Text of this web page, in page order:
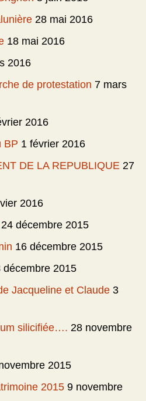
28 mai 2016
18 mai 2016
2016
de protestation 7 mars
2016
BP 1 février 2016
DE LA REPUBLIQUE 27
2016
24 décembre 2015
16 décembre 2015
décembre 2015
Jacqueline et Claude 3
silicifiée…. 28 novembre
2015
2015 9 novembre